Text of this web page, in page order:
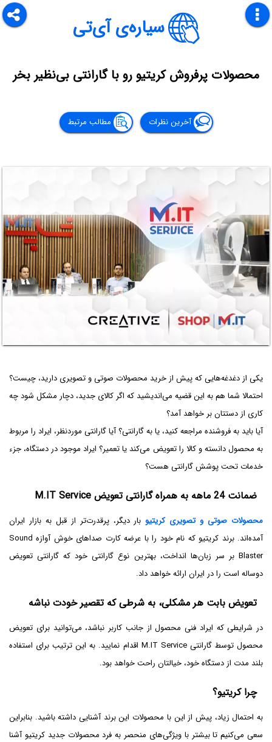
سیاره‌ی آی‌تی
محصولات پرفروش کریتیو رو با گارانتی بی‌نظیر بخر
آخرین نظرات مطالب مرتبط
یکی از دغدغه‌هایی که پیش از خرید محصولات صوتی و تصویری دارید، چیست؟
احتمالا شما هم به این قضیه می‌اندیشید که اگر کالای جدید، دچار مشکل شود چه
کاری از دستتان بر خواهد آمد؟
آیا باید به فروشنده مراجعه کنید، یا به گارانتی؟ آیا گارانتی موردنظر، ایراد را مربوط
به محصول دانسته و کالا را تعویض می‌کند یا تعمیر؟ ایراد موجود در دستگاه، جزء
خدمات تحت پوشش گارانتی هست؟
ضمانت 24 ماهه به همراه گارانتی تعویض M.IT Service
محصولات صوتی و تصویری کریتیو بار دیگر، پرقدرت‌تر از قبل به بازار ایران
آمده‌اند. برند کریتیو که نام خود را با عرضه کارت صداهای خوش آوازه Sound
Blaster بر سر زبان‌ها انداخت، بهترین نوع گارانتی خود که گارانتی تعویض
دوساله است را در ایران ارائه خواهد داد.
تعویض بابت هر مشکلی، به شرطی که تقصیر خودت نباشه
در شرایطی که ایراد فنی محصول از جانب کاربر نباشد، می‌توانید برای تعویض
محصول توسط گارانتی M.IT Service اقدام نمایید. به این ترتیب برای استفاده
بلند مدت از دستگاه خود، خیالتان راحت خواهد بود.
چرا کریتیو؟
به احتمال زیاد، پیش از این با محصولات این برند آشنایی داشته‌ باشید. بنابراین
سعی می‌کنیم تا بیشتر با ویژگی‌های منحصر به فرد محصولات جدید کریتیو آشنا